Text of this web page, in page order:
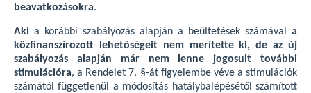
beavatkozásokra.
Aki a korábbi szabályozás alapján a beültetések számával a
közfinanszírozott lehetőségeit nem merítette ki, de az új
szabályozás alapján már nem lenne jogosult további
stimulációra, a Rendelet 7. §-át figyelembe véve a stimulációk
számától függetlenül a módosítás hatálybalépésétől számított